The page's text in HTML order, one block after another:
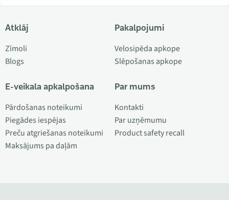
Atklāj
Zīmoli
Blogs
E-veikala apkalpošana
Pārdošanas noteikumi
Piegādes iespējas
Preču atgriešanas noteikumi
Maksājums pa daļām
Pakalpojumi
Velosipēda apkope
Slēpošanas apkope
Par mums
Kontakti
Par uzņēmumu
Product safety recall